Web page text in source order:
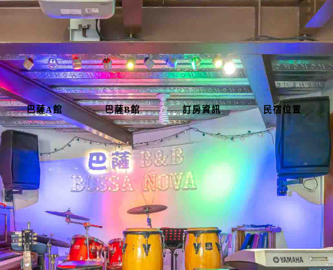
巴薩A館 巴薩B館 訂房資訊 民宿位置